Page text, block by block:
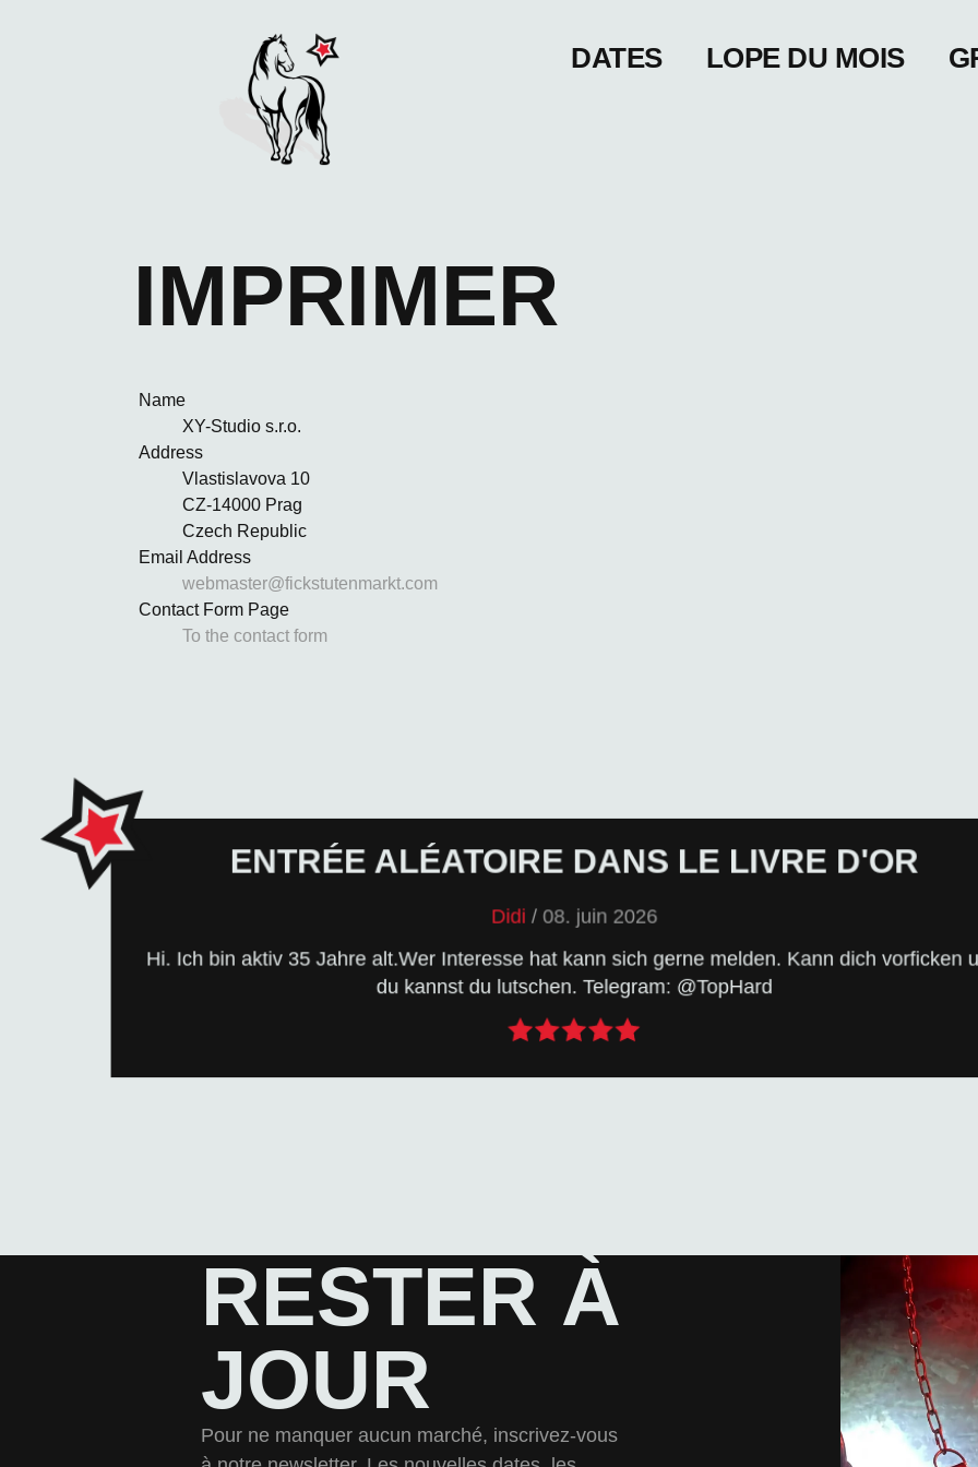
DATES LOPE DU MOIS
IMPRIMER
Name
XY-Studio s.r.o.
Address
Vlastislavova 10
CZ-14000 Prag
Czech Republic
Email Address
webmaster@fickstutenmarkt.com
Contact Form Page
To the contact form
ENTRÉE ALÉATOIRE DANS LE LIVRE D'OR
Didi / 08. juin 2026
Hi. Ich bin aktiv 35 Jahre alt.Wer Interesse hat kann sich gerne melden. Kann dich vorficken
du kannst du lutschen. Telegram: @TopHard
LAISSEZ-NOUS UN MESSAGE DANS LE LIVRE D'OR
Écrivez-nous quelques mots dans le livre d'or et, avec un peu de chance, , votre
message apparaîtra ici par hasard sur le site. Alors, n'hésitez pas à taper sur le clavier !
VERS LE LIVRE D'OR
RESTER À
JOUR
Pour ne manquer aucun marché, inscrivez-vous